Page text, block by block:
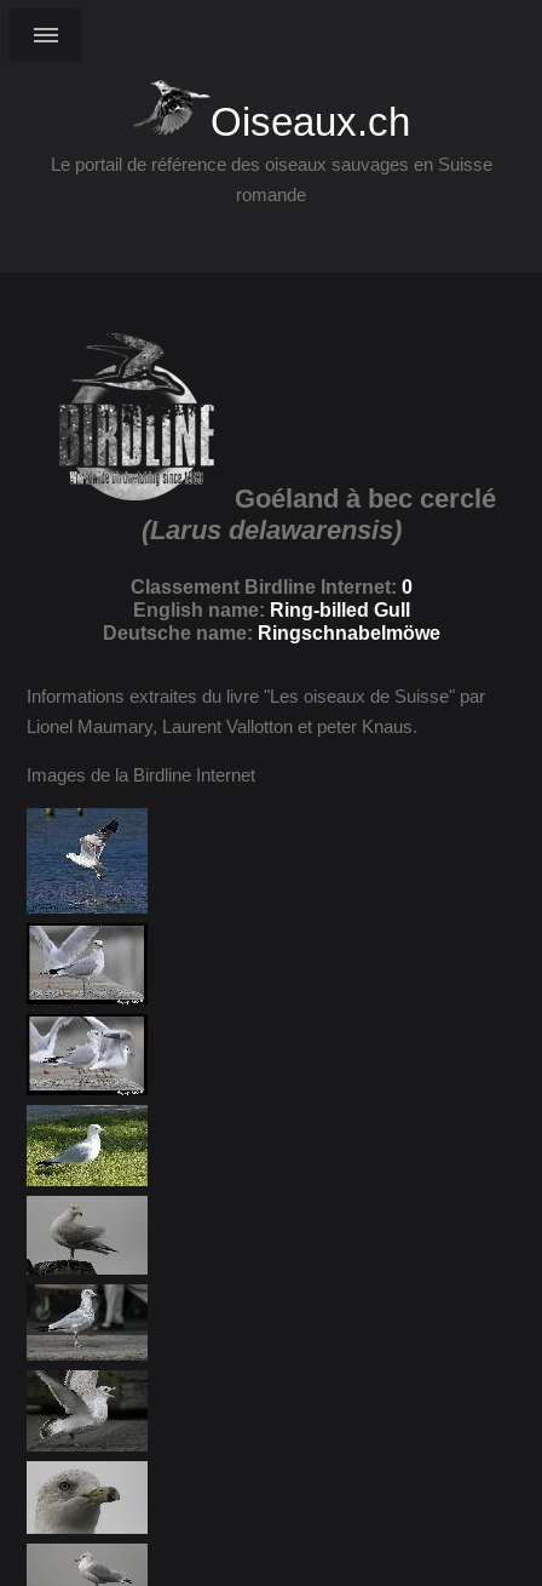
Oiseaux.ch
Le portail de référence des oiseaux sauvages en Suisse
romande
Goéland à bec cerclé
(Larus delawarensis)
Classement Birdline Internet: 0
English name: Ring-billed Gull
Deutsche name: Ringschnabelmöwe
Informations extraites du livre "Les oiseaux de Suisse" par
Lionel Maumary, Laurent Vallotton et peter Knaus.
Images de la Birdline Internet